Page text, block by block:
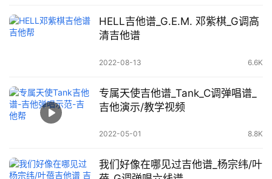
HELL吉他谱_G.E.M. 邓紫棋_G调高
清吉他谱
2022-08-13 6.6K
专属天使吉他谱_Tank_C调弹唱谱_
吉他演示/教学视频
2022-05-01 8.8K
我们好像在哪见过吉他谱_杨宗纬/叶